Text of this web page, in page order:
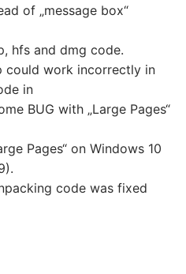
of „message box“
hfs and dmg code.
could work incorrectly in
in
BUG with „Large Pages“
Pages“ on Windows 10
code was fixed